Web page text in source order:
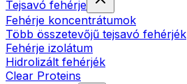
Tejsavó fehérje
Fehérje koncentrátumok
Több összetevőjű tejsavó fehérjék
Fehérje izolátum
Hidrolizált fehérjék
Clear Proteins